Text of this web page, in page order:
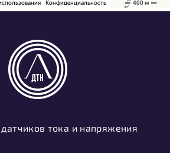
тока и напряжения